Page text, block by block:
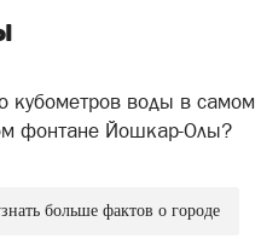
кубометров воды в самом
фонтане Йошкар-Олы?
больше фактов о городе